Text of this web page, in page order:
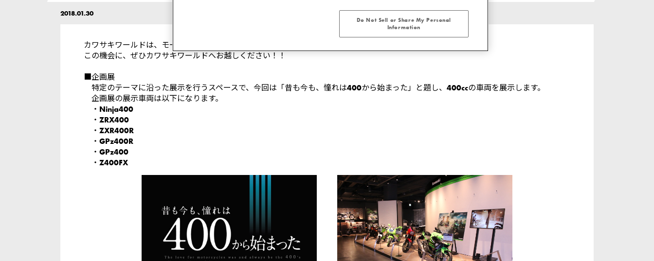
2018.01.30
カワサキワールドは、モーターサイクルギャラリーを一部リニューアルしました。
この機会に、ぜひカワサキワールドへお越しください！！
■企画展
特定のテーマに沿った展示を行うスペースで、今回は「昔も今も、憧れは400から始まった」と題し、400ccの車両を展示します。
企画展の展示車両は以下になります。
・Ninja400
・ZRX400
・ZXR400R
・GPz400R
・GPz400
・Z400FX
Do Not Sell or Share My Personal
Information